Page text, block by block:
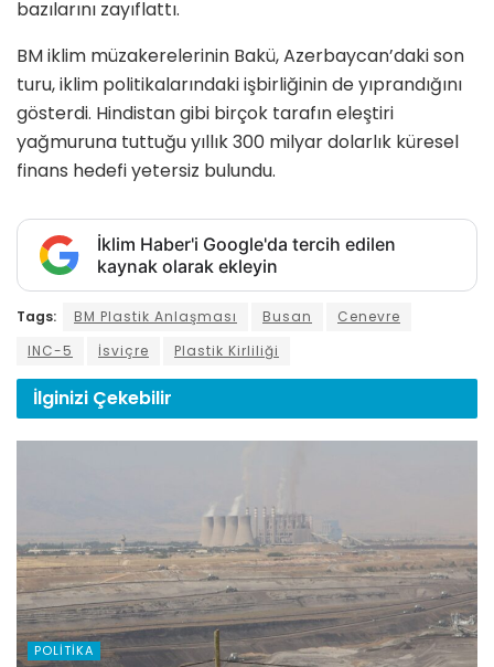
bazılarını zayıflattı.
BM iklim müzakerelerinin Bakü, Azerbaycan’daki son
turu, iklim politikalarındaki işbirliğinin de yıprandığını
gösterdi. Hindistan gibi birçok tarafın eleştiri
yağmuruna tuttuğu yıllık 300 milyar dolarlık küresel
finans hedefi yetersiz bulundu.
İklim Haber'i Google'da tercih edilen
kaynak olarak ekleyin
Tags: BM Plastik Anlaşması Busan
Cenevre
INC-5
İsviçre Plastik Kirliliği
İlginizi Çekebilir
POLITIKA